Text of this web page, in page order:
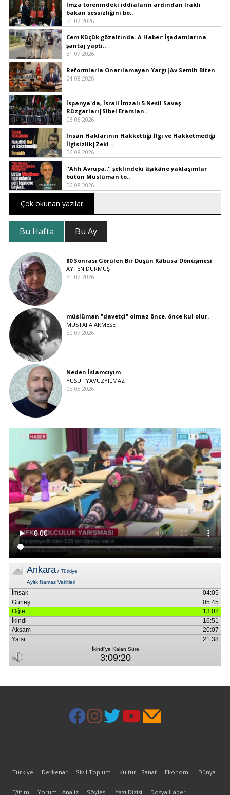
İmza törenindeki iddiaların ardından Iraklı
bakan sessizliğini bo..
31.07.2026
Cem Küçük gözaltında. A Haber: İşadamlarına
şantaj yaptı..
31.07.2026
Reformlarla Onarılamayan Yargı|Av.Semih Biten
04.08.2026
İspanya'da, İsrail İmzalı 5.Nesil Savaş
Rüzgarları|Sibel Erarslan..
03.08.2026
İnsan Haklarının Hakkettiği İlgi ve Hakketmediği
İlgisizlik|Zeki ..
06.08.2026
''Ahh Avrupa..'' şeklindeki âşıkâne yaklaşımlar
bütün Müslüman to..
06.08.2026
Çok okunan yazılar
Bu Hafta Bu Ay
80 Sonrası Görülen Bir Düşün Kâbusa Dönüşmesi
AYTEN DURMUŞ
31.07.2026
müslüman "davetçi" olmaz önce. önce kul olur.
MUSTAFA AKMEŞE
30.07.2026
Neden İslamcıyım
YUSUF YAVUZYILMAZ
05.08.2026
Türkiye Derkenar Sivil Toplum Kültür - Sanat Ekonomi Dünya
Eğitim Yorum - Analiz Söyleşi Yazı Dizisi Dosya Haber